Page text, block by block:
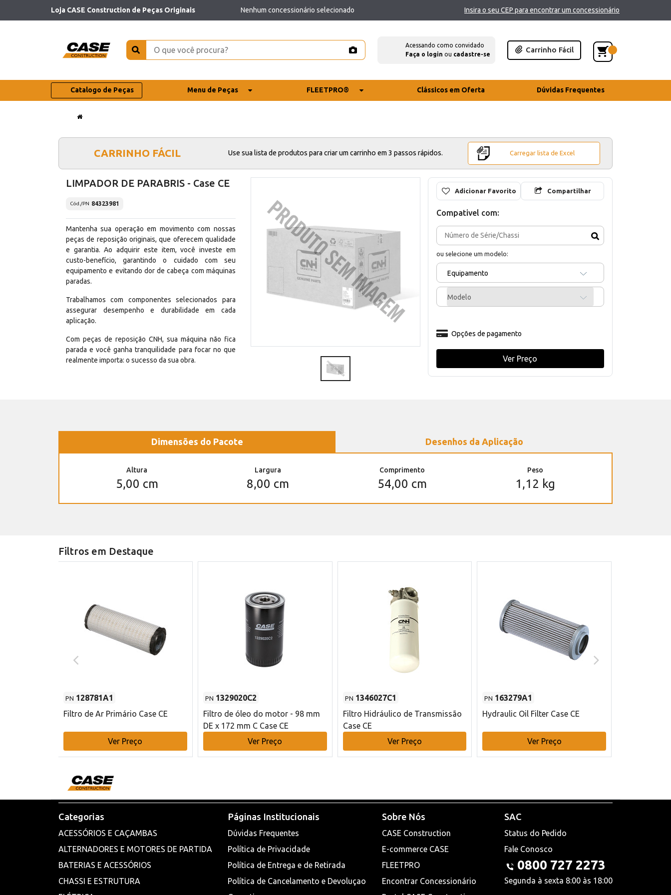
Loja CASE Construction de Peças Originais Nenhum concessionário selecionado Insira o seu CEP para encontrar um concessionário
Acessando como convidado
Faça o login ou cadastre-se
Carrinho Fácil
Catalogo de Peças Menu de Peças FLEETPRO® Clássicos em Oferta Dúvidas Frequentes
CARRINHO FÁCIL Use sua lista de produtos para criar um carrinho em 3 passos rápidos. Carregar lista de Excel
LIMPADOR DE PARABRIS - Case CE
Cód./PN 84323981
Mantenha sua operação em movimento com nossas
peças de reposição originais, que oferecem qualidade
e garantia. Ao adquirir este item, você investe em
custo-benefício, garantindo o cuidado com seu
equipamento e evitando dor de cabeça com máquinas
paradas.
Trabalhamos com componentes selecionados para
assegurar desempenho e durabilidade em cada
aplicação.
Com peças de reposição CNH, sua máquina não fica
parada e você ganha tranquilidade para focar no que
realmente importa: o sucesso da sua obra.
Adicionar Favorito Compartilhar
Compativel com:
ou selecione um modelo:
Equipamento
Modelo
Opções de pagamento
Ver Preço
Dimensões do Pacote Desenhos da Aplicação
Altura
5,00 cm
Largura
8,00 cm
Comprimento
54,00 cm
Peso
1,12 kg
Filtros em Destaque
PN 128781A1
Filtro de Ar Primário Case CE
Ver Preço
PN 1329020C2
Filtro de óleo do motor - 98 mm
DE x 172 mm C Case CE
Ver Preço
PN 1346027C1
Filtro Hidráulico de Transmissão
Case CE
Ver Preço
PN 163279A1
Hydraulic Oil Filter Case CE
Ver Preço
Categorias
ACESSÓRIOS E CAÇAMBAS
ALTERNADORES E MOTORES DE PARTIDA
BATERIAS E ACESSÓRIOS
CHASSI E ESTRUTURA
Páginas Institucionais
Dúvidas Frequentes
Política de Privacidade
Política de Entrega e de Retirada
Política de Cancelamento e Devoluçao
Sobre Nós
CASE Construction
E-commerce CASE
FLEETPRO
Encontrar Concessionário
SAC
Status do Pedido
Fale Conosco
0800 727 2273
Segunda à sexta 8:00 às 18:00